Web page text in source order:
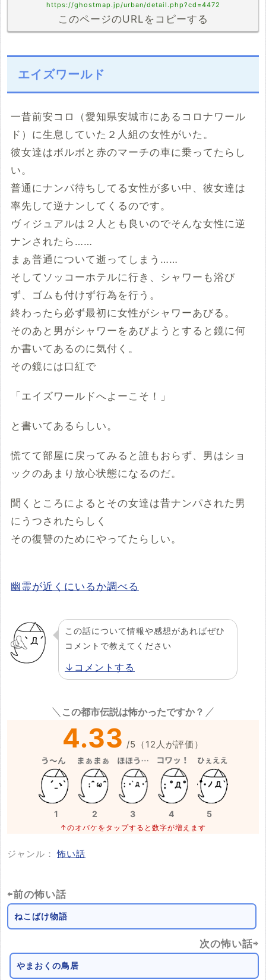
https://ghostmap.jp/urban/detail.php?cd=4472
このページのURLをコピーする
エイズワールド
一昔前安コロ（愛知県安城市にあるコロナワール
ド）に生息していた２人組の女性がいた。
彼女達はボルボと赤のマーチの車に乗ってたらし
い。
普通にナンパ待ちしてる女性が多い中、彼女達は
率先して逆ナンしてくるのです。
ヴィジュアルは２人とも良いのでそんな女性に逆
ナンされたら……
まぁ普通について逝ってしまう……
そしてソッコーホテルに行き、シャワーも浴び
ず、ゴムも付けず行為を行う。
終わったら必ず最初に女性がシャワーあびる。
そのあと男がシャワーをあびようとすると鏡に何
か書いてあるのに気付く。
その鏡には口紅で
「エイズワールドへよーこそ！」
と書いてあるらしい。
慌てて部屋に戻ってみると誰もおらず、男はショ
ックのあまり放心状態になるのだ。
聞くところによるとその女達は昔ナンパされた男
にうつされたらしく
その復讐のためにやってたらしい。
幽霊が近くにいるか調べる
この話について情報や感想があればぜひ
コメントで教えてください
↓コメントする
この都市伝説は怖かったですか？
4.33 /5 （ 12 人が評価）
1 2 3 4 5
↑のオバケをタップすると数字が増えます
ジャンル： 怖い話
⇦前の怖い話
ねこばけ物語
次の怖い話⇨
やまおくの鳥居